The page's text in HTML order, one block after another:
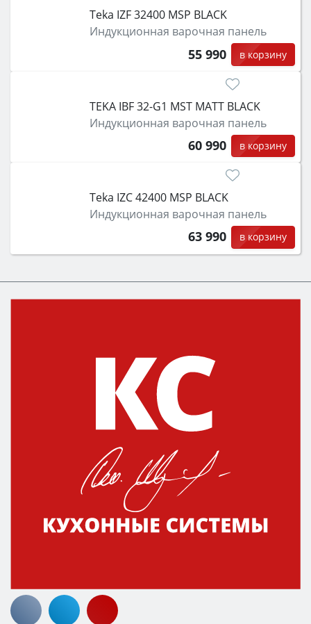
Teka IZF 32400 MSP BLACK
Индукционная варочная панель
55 990 в корзину
TEKA IBF 32-G1 MST MATT BLACK
Индукционная варочная панель
60 990 в корзину
Teka IZC 42400 MSP BLACK
Индукционная варочная панель
63 990 в корзину